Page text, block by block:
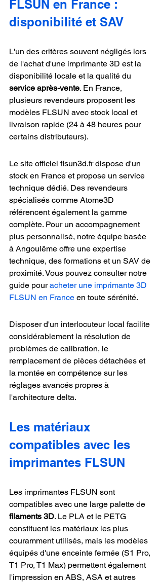
FLSUN en France :
disponibilité et SAV
L'un des critères souvent négligés lors
de l'achat d'une imprimante 3D est la
disponibilité locale et la qualité du
service après-vente. En France,
plusieurs revendeurs proposent les
modèles FLSUN avec stock local et
livraison rapide (24 à 48 heures pour
certains distributeurs).
Le site officiel flsun3d.fr dispose d'un
stock en France et propose un service
technique dédié. Des revendeurs
spécialisés comme Atome3D
référencent également la gamme
complète. Pour un accompagnement
plus personnalisé, notre équipe basée
à Angoulême offre une expertise
technique, des formations et un SAV de
proximité. Vous pouvez consulter notre
guide pour acheter une imprimante 3D
FLSUN en France en toute sérénité.
Disposer d'un interlocuteur local facilite
considérablement la résolution de
problèmes de calibration, le
remplacement de pièces détachées et
la montée en compétence sur les
réglages avancés propres à
l'architecture delta.
Les matériaux
compatibles avec les
imprimantes FLSUN
Les imprimantes FLSUN sont
compatibles avec une large palette de
filaments 3D. Le PLA et le PETG
constituent les matériaux les plus
couramment utilisés, mais les modèles
équipés d'une enceinte fermée (S1 Pro,
T1 Pro, T1 Max) permettent également
l'impression en ABS, ASA et autres